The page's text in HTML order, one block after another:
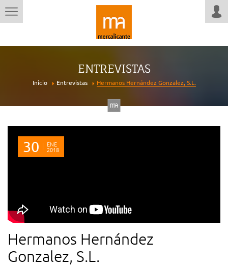
ENTREVISTAS
Inicio Entrevistas Hermanos Hernández Gonzalez, S.L.
30 ENE
2018
Hermanos Hernández
Gonzalez, S.L.